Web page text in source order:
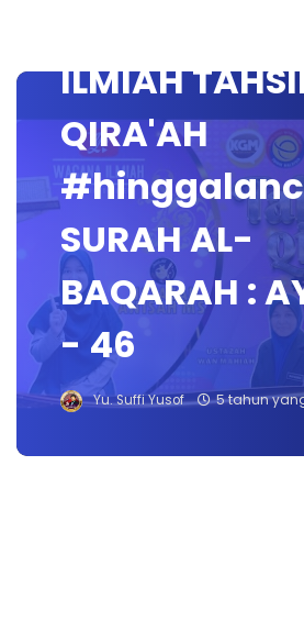
ILMIAH
QIRA'AH
SURAH AL-
BAQARAH :
- 46
Yu. Suffi Yusof 5 tahun